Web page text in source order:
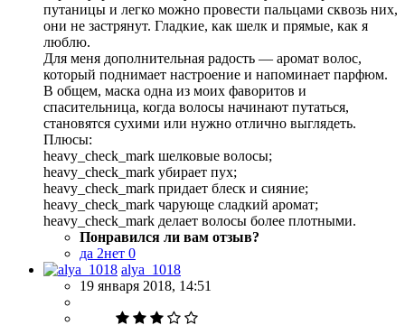
путаницы и легко можно провести пальцами сквозь них,
они не застрянут. Гладкие, как шелк и прямые, как я
люблю.
Для меня дополнительная радость — аромат волос,
который поднимает настроение и напоминает парфюм.
В общем, маска одна из моих фаворитов и
спасительница, когда волосы начинают путаться,
становятся сухими или нужно отлично выглядеть.
Плюсы:
heavy_check_mark шелковые волосы;
heavy_check_mark убирает пух;
heavy_check_mark придает блеск и сияние;
heavy_check_mark чарующе сладкий аромат;
heavy_check_mark делает волосы более плотными.
Понравился ли вам отзыв?
да 2нет 0
alya_1018
19 января 2018, 14:51